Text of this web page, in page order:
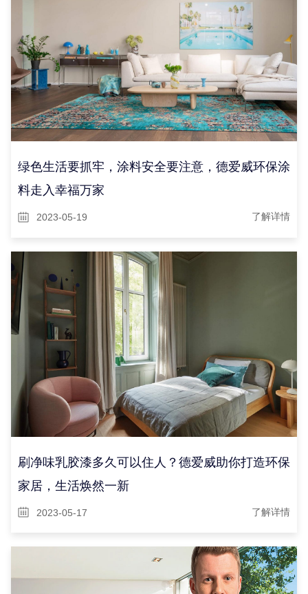
绿色生活要抓牢，涂料安全要注意，德爱威环保涂
料走入幸福万家
2023-05-19 了解详情
刷净味乳胶漆多久可以住人？德爱威助你打造环保
家居，生活焕然一新
2023-05-17 了解详情